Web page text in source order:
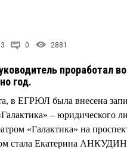
0 2881
проработал во
год.
в ЕГРЮЛ была внесена
– юридического
«Галактика» на
стала Екатерина